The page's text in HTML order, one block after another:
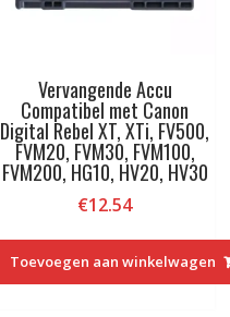
Vervangende Accu
Compatibel met Canon
Digital Rebel XT, XTi, FV500,
FVM20, FVM30, FVM100,
FVM200, HG10, HV20, HV30
€12.54
Toevoegen aan winkelwagen